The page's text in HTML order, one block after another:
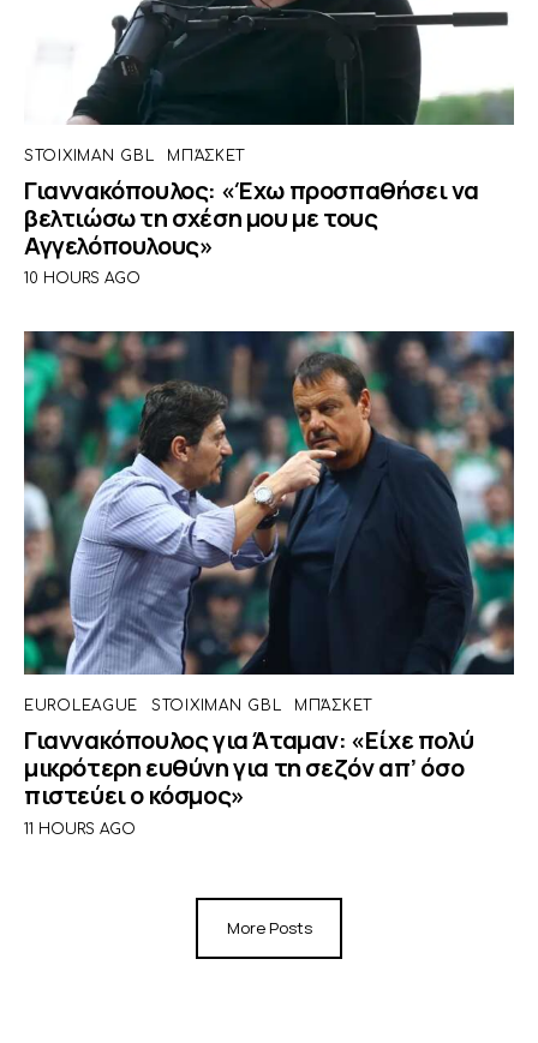
STOIXIMAN GBL ΜΠΆΣΚΕΤ
Γιαννακόπουλος: «Έχω προσπαθήσει να
βελτιώσω τη σχέση μου με τους
Αγγελόπουλους»
10 HOURS AGO
EUROLEAGUE STOIXIMAN GBL ΜΠΆΣΚΕΤ
Γιαννακόπουλος για Άταμαν: «Είχε πολύ
μικρότερη ευθύνη για τη σεζόν απ’ όσο
πιστεύει ο κόσμος»
11 HOURS AGO
More Posts